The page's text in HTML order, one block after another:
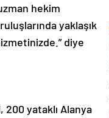
hekim
yaklaşık
diye
200 yataklı Alanya